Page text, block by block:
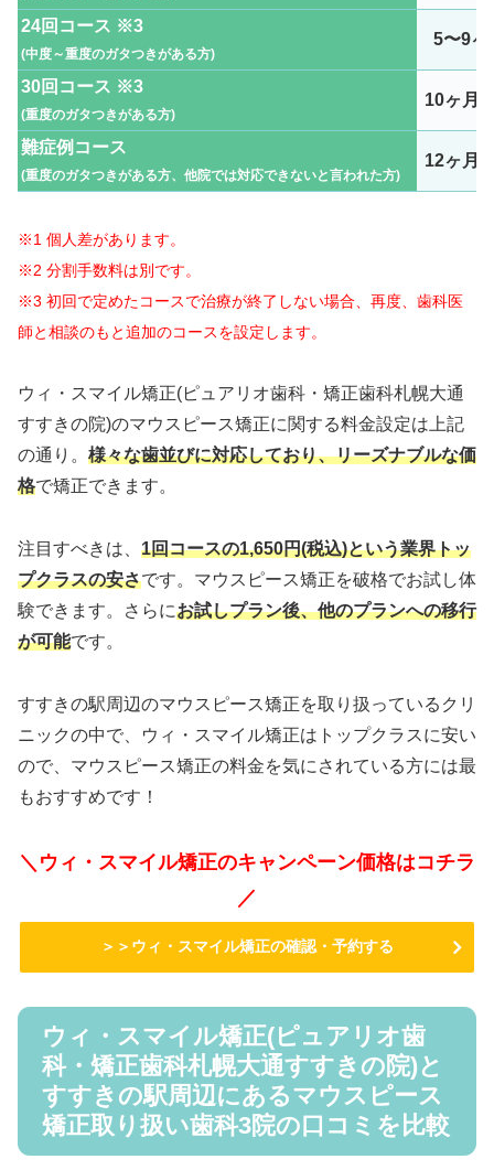
24回コース ※3
(中度～重度のガタつきがある方)
5〜9ヶ
30回コース ※3
(重度のガタつきがある方)
10ヶ月
難症例コース
(重度のガタつきがある方、他院では対応できないと言われた方)
12ヶ月
※1 個人差があります。
※2 分割手数料は別です。
※3 初回で定めたコースで治療が終了しない場合、再度、歯科医
師と相談のもと追加のコースを設定します。
ウィ・スマイル矯正(ピュアリオ歯科・矯正歯科札幌大通
すすきの院)のマウスピース矯正に関する料金設定は上記
の通り。 様々な歯並びに対応しており、リーズナブルな価
格で矯正できます。
注目すべきは、 1回コースの1,650円(税込)という業界トッ
プクラスの安さです。マウスピース矯正を破格でお試し体
験できます。さらにお試しプラン後、他のプランへの移行
が可能です。
すすきの駅周辺のマウスピース矯正を取り扱っているクリ
ニックの中で、ウィ・スマイル矯正はトップクラスに安い
ので、マウスピース矯正の料金を気にされている方には最
もおすすめです！
＼ウィ・スマイル矯正のキャンペーン価格はコチラ
／
＞＞ウィ・スマイル矯正の確認・予約する
ウィ・スマイル矯正(ピュアリオ歯
科・矯正歯科札幌大通すすきの院)と
すすきの駅周辺にあるマウスピース
矯正取り扱い歯科3院の口コミを比較